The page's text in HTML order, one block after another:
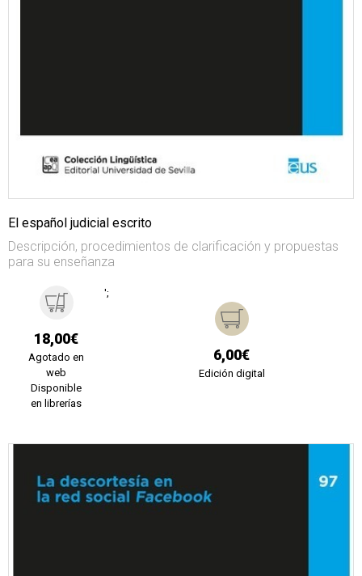
El español judicial escrito
Descripción, procedimientos de clarificación y propuestas
para su enseñanza
18,00€
Agotado en
web
Disponible
en librerías
';
6,00€
Edición digital